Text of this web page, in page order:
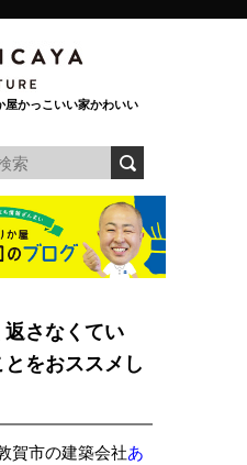
屋かっこいい家かわいい
さなくてい
をおススメし
賀市の建築会社あ